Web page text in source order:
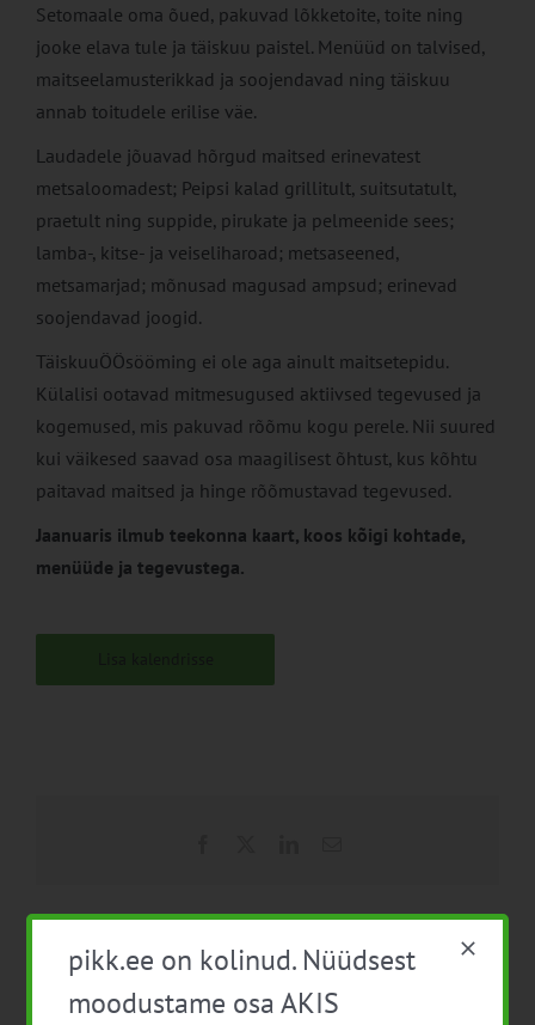
Setomaale oma õued, pakuvad lõkketoite, toite ning
jooke elava tule ja täiskuu paistel. Menüüd on talvised,
maitseelamusterikkad ja soojendavad ning täiskuu
annab toitudele erilise väe.
Laudadele jõuavad hõrgud maitsed erinevatest
metsaloomadest; Peipsi kalad grillitult, suitsutatult,
praetult ning suppide, pirukate ja pelmeenide sees;
lamba-, kitse- ja veiseliharoad; metsaseened,
metsamarjad; mõnusad magusad ampsud; erinevad
soojendavad joogid.
TäiskuuÖÖsööming ei ole aga ainult maitsetepidu.
Külalisi ootavad mitmesugused aktiivsed tegevused ja
kogemused, mis pakuvad rõõmu kogu perele. Nii suured
kui väikesed saavad osa maagilisest õhtust, kus kõhtu
paitavad maitsed ja hinge rõõmustavad tegevused.
Jaanuaris ilmub teekonna kaart, koos kõigi kohtade,
menüüde ja tegevustega.
Vana maamaja päev
pikk.ee on kolinud. Nüüdsest
moodustame osa AKIS